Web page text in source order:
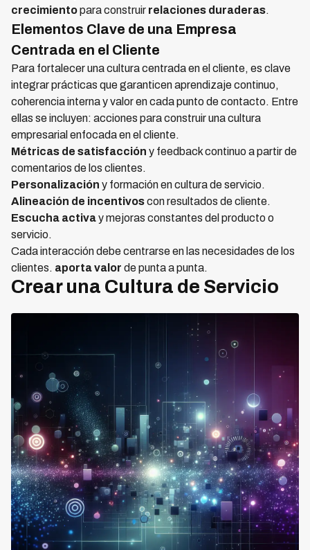
crecimientopara construir relaciones duraderas.
Elementos Clave de una Empresa
Centrada en el Cliente
Para fortalecer una cultura centrada en el cliente, es clave
integrar prácticas que garanticen aprendizaje continuo,
coherencia interna y valor en cada punto de contacto. Entre
ellas se incluyen: acciones para construir una cultura
empresarial enfocada en el cliente.
Métricas de satisfacción y feedback continuo a partir de
comentarios de los clientes.
Personalización y formación en cultura de servicio.
Alineación de incentivoscon resultados de cliente.
Escucha activay mejoras constantes del producto o
servicio.
Cada interacción debe centrarse en las necesidades de los
clientes. aporta valor de punta a punta.
Crear una Cultura de Servicio